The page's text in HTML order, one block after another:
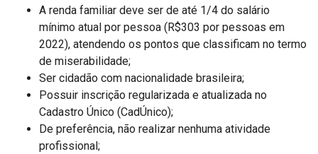
A renda familiar deve ser de até 1/4 do salário
mínimo atual por pessoa (R$303 por pessoas em
2022), atendendo os pontos que classificam no termo
de miserabilidade;
Ser cidadão com nacionalidade brasileira;
Possuir inscrição regularizada e atualizada no
Cadastro Único (CadÚnico);
De preferência, não realizar nenhuma atividade
profissional;